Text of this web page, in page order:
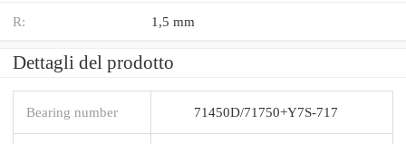
R: 1,5 mm
Dettagli del prodotto
Bearing number 71450D/71750+Y7S-717